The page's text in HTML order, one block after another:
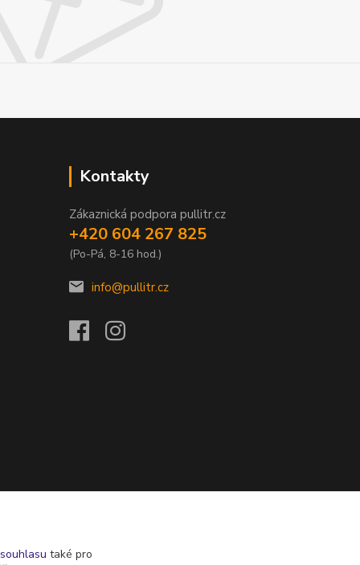
Kontakty
Zákaznická podpora pullitr.cz
+420 604 267 825
(Po-Pá, 8-16 hod.)
info@pullitr.cz
souhlasu také pro